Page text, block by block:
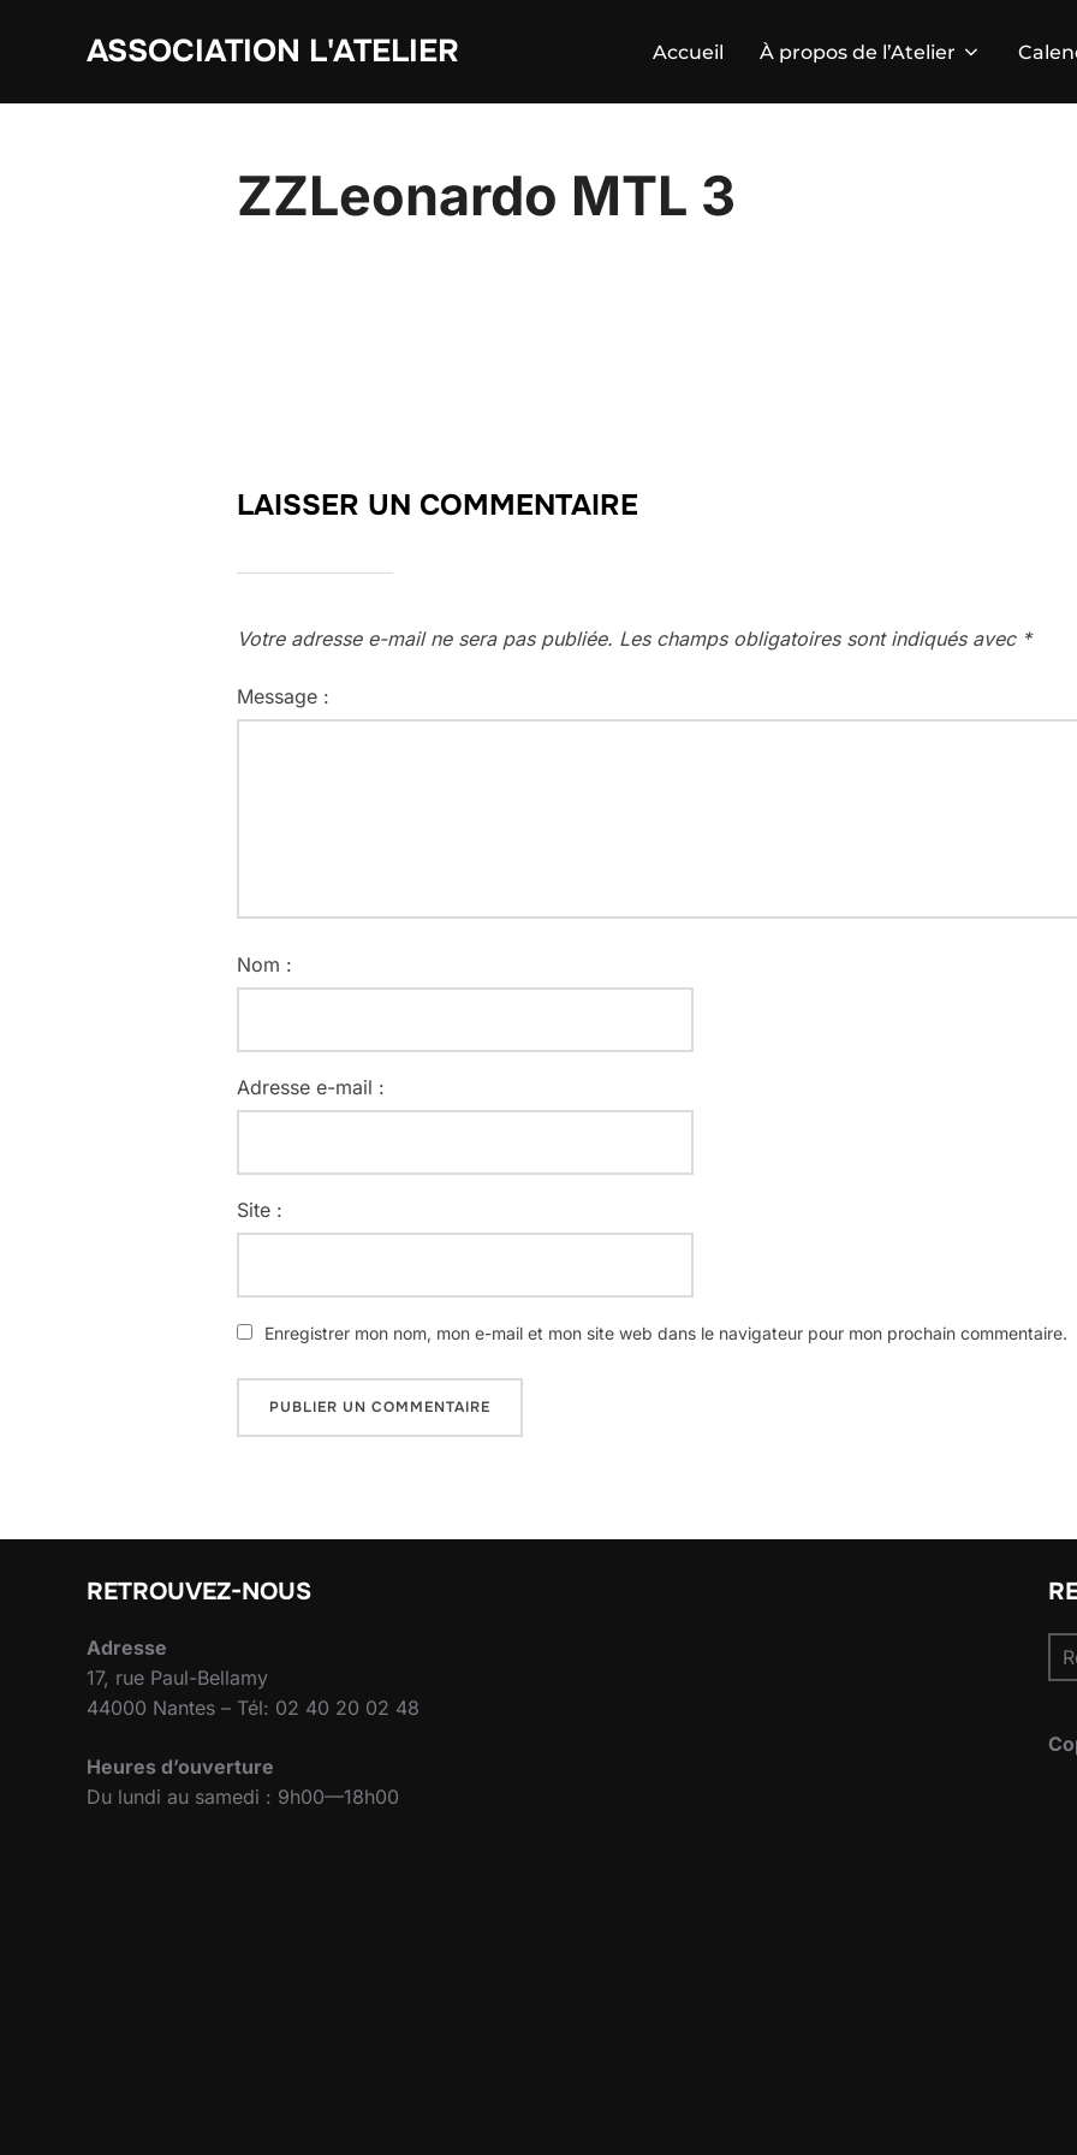
ASSOCIATION L'ATELIER Accueil À propos de l’Atelier
ZZLeonardo MTL 3
LAISSER UN COMMENTAIRE
Votre adresse e-mail ne sera pas publiée. Les champs obligatoires sont indiqués avec *
Message :
Nom :
Adresse e-mail :
Site :
Enregistrer mon nom, mon e-mail et mon site web dans le navigateur pour mon prochain commentaire.
RETROUVEZ-NOUS
Adresse
17, rue Paul-Bellamy
44000 Nantes – Tél: 02 40 20 02 48
Heures d’ouverture
Du lundi au samedi : 9h00—18h00